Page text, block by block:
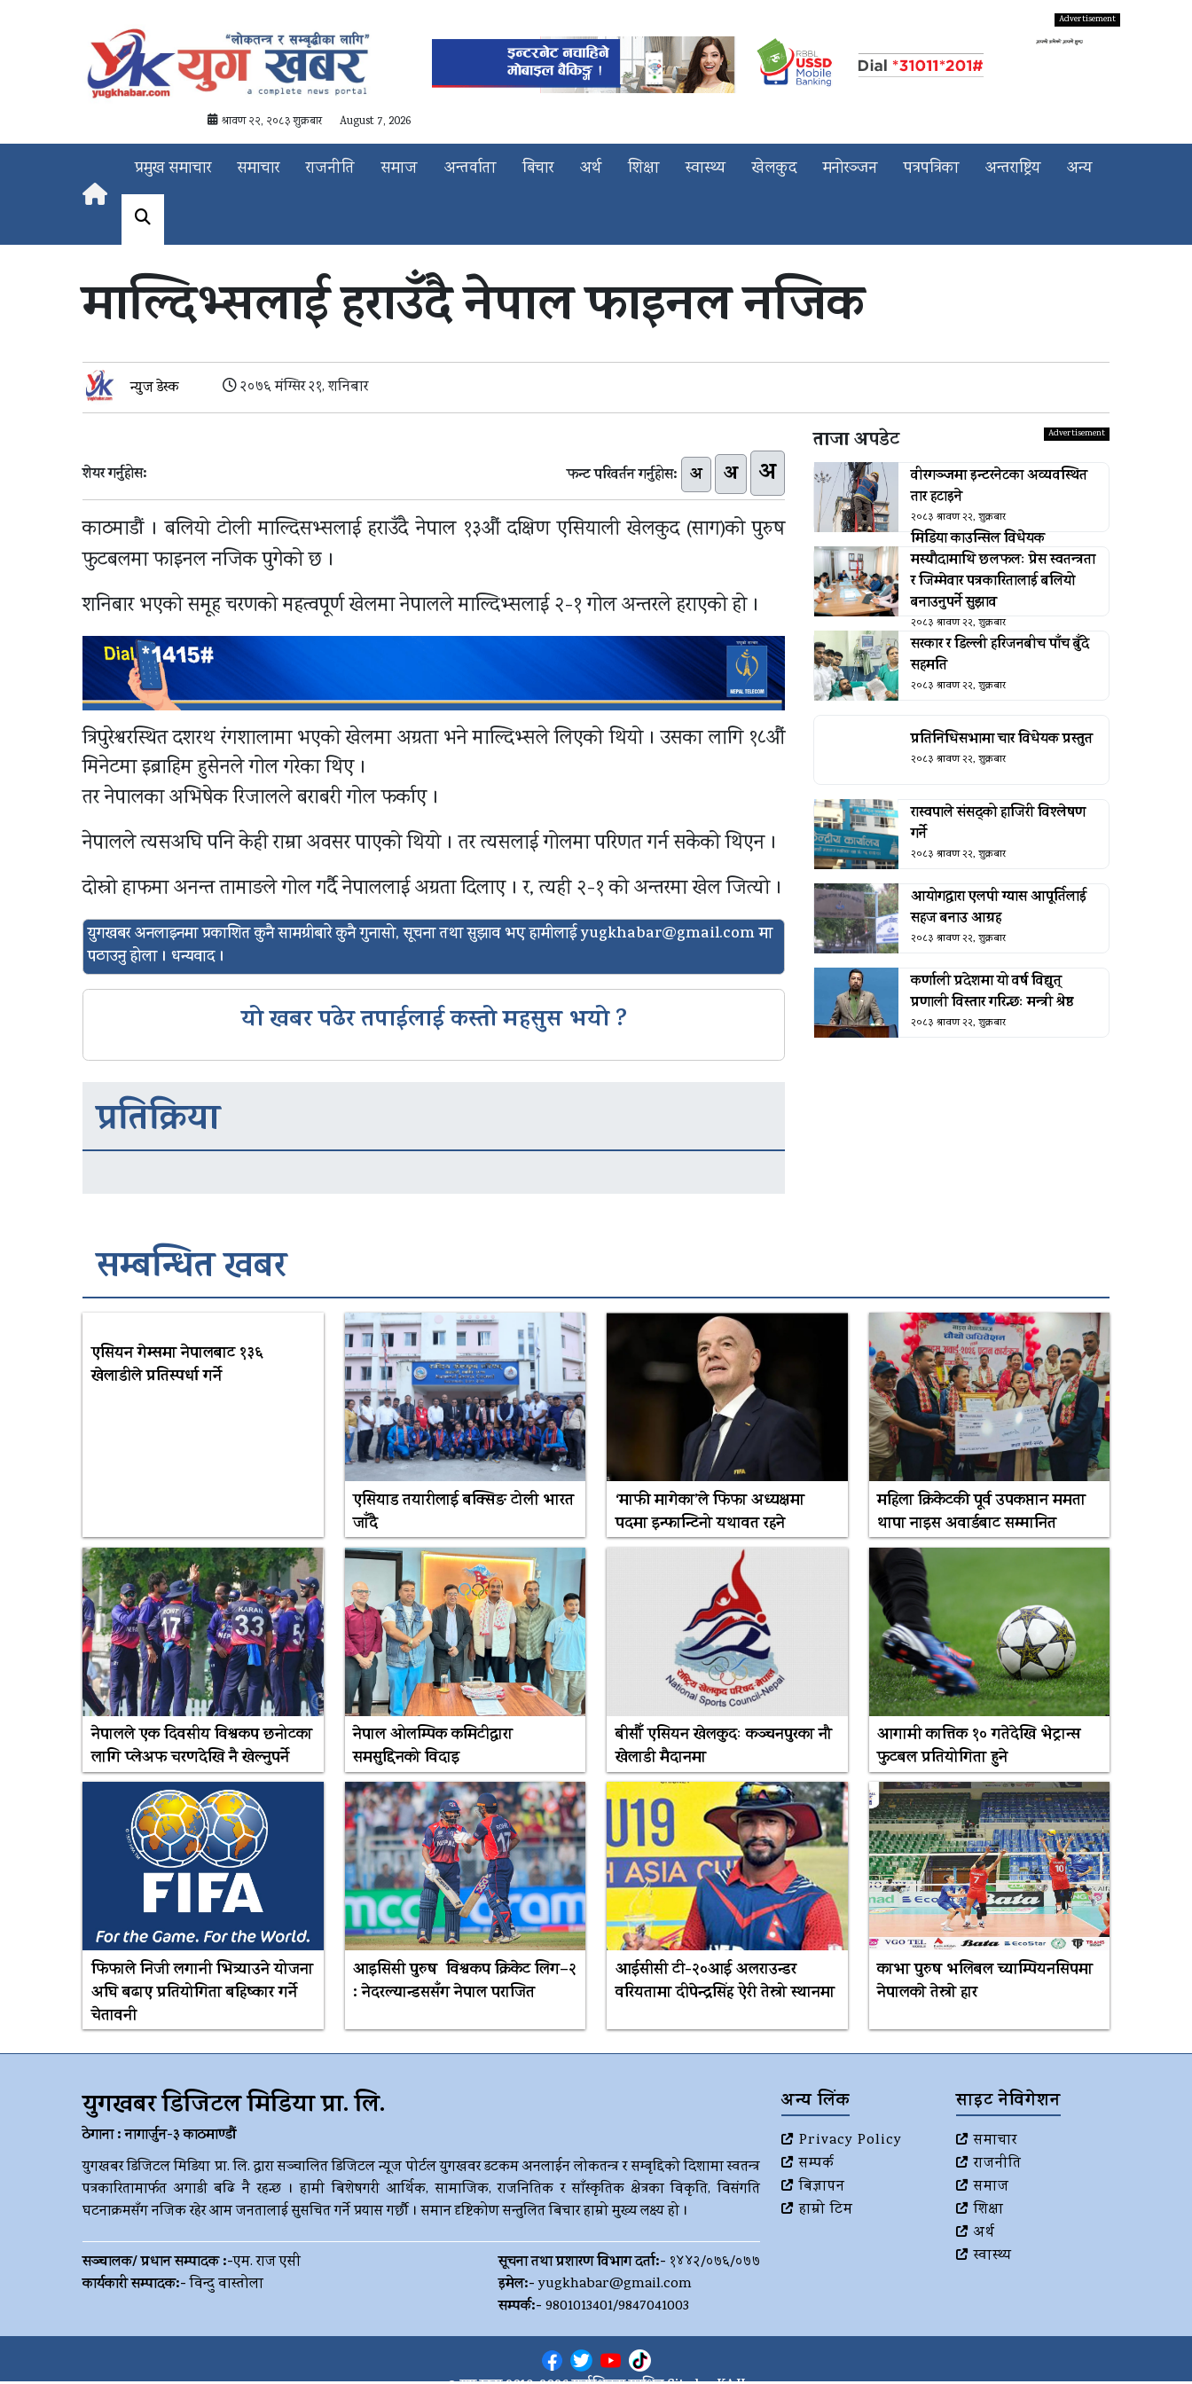
श्रावण २२, २०८३ शुक्रबार August 7, 2026
प्रमुख समाचार समाचार राजनीति समाज अन्तर्वाता बिचार अर्थ शिक्षा स्वास्थ्य खेलकुद मनोरञ्जन पत्रपत्रिका अन्तराष्ट्रिय अन्य
माल्दिभ्सलाई हराउँदै नेपाल फाइनल नजिक
न्युज डेस्क २०७६ मंग्सिर २१, शनिबार
शेयर गर्नुहोस: फन्ट परिवर्तन गर्नुहोस: अ अ अ
काठमाडौं । बलियो टोली माल्दिसभ्सलाई हराउँदै नेपाल १३औं दक्षिण एसियाली खेलकुद (साग)को पुरुष
फुटबलमा फाइनल नजिक पुगेको छ ।
शनिबार भएको समूह चरणको महत्वपूर्ण खेलमा नेपालले माल्दिभ्सलाई २-१ गोल अन्तरले हराएको हो ।
त्रिपुरेश्वरस्थित दशरथ रंगशालामा भएको खेलमा अग्रता भने माल्दिभ्सले लिएको थियो । उसका लागि १८औं
मिनेटमा इब्राहिम हुसेनले गोल गरेका थिए ।
तर नेपालका अभिषेक रिजालले बराबरी गोल फर्काए ।
नेपालले त्यसअघि पनि केही राम्रा अवसर पाएको थियो । तर त्यसलाई गोलमा परिणत गर्न सकेको थिएन ।
दोस्रो हाफमा अनन्त तामाङले गोल गर्दै नेपाललाई अग्रता दिलाए । र, त्यही २-१ को अन्तरमा खेल जित्यो ।
युगखबर अनलाइनमा प्रकाशित कुनै सामग्रीबारे कुनै गुनासो, सूचना तथा सुझाव भए हामीलाईyugkhabar@gmail.comमा
पठाउनु होला । धन्यवाद ।
यो खबर पढेर तपाईलाई कस्तो महसुस भयो ?
प्रतिक्रिया
ताजा अपडेट
वीरगञ्जमा इन्टरनेटका अव्यवस्थित
तार हटाइने
२०८३ श्रावण २२, शुक्रबार
मिडिया काउन्सिल विधेयक
मस्यौदामाथि छलफलः प्रेस स्वतन्त्रता
र जिम्मेवार पत्रकारितालाई बलियो
बनाउनुपर्ने सुझाव
२०८३ श्रावण २२, शुक्रबार
सरकार र डिल्ली हरिजनबीच पाँच बुँदे
सहमति
२०८३ श्रावण २२, शुक्रबार
प्रतिनिधिसभामा चार विधेयक प्रस्तुत
२०८३ श्रावण २२, शुक्रबार
रास्वपाले संसद्को हाजिरी विश्लेषण
गर्ने
२०८३ श्रावण २२, शुक्रबार
आयोगद्वारा एलपी ग्यास आपूर्तिलाई
सहज बनाउ आग्रह
२०८३ श्रावण २२, शुक्रबार
कर्णाली प्रदेशमा यो वर्ष विद्युत्
प्रणाली विस्तार गरिन्छः मन्त्री श्रेष्ठ
२०८३ श्रावण २२, शुक्रबार
सम्बन्धित खबर
एसियन गेम्समा नेपालबाट १३६
खेलाडीले प्रतिस्पर्धा गर्ने
एसियाड तयारीलाई बक्सिङ टोली भारत
जाँदै
‘माफी मागेका’ले फिफा अध्यक्षमा
पदमा इन्फान्टिनो यथावत रहने
महिला क्रिकेटकी पूर्व उपकप्तान ममता
थापा नाइस अवार्डबाट सम्मानित
नेपालले एक दिवसीय विश्वकप छनोटका
लागि प्लेअफ चरणदेखि नै खेल्नुपर्ने
नेपाल ओलम्पिक कमिटीद्वारा
समसुद्दिनको विदाइ
बीसौँ एसियन खेलकुदः कञ्चनपुरका नौ
खेलाडी मैदानमा
आगामी कात्तिक १० गतेदेखि भेट्रान्स
फुटबल प्रतियोगिता हुने
फिफाले निजी लगानी भित्र्याउने योजना
अघि बढाए प्रतियोगिता बहिष्कार गर्ने
चेतावनी
आइसिसी पुरुष विश्वकप क्रिकेट लिग–२
: नेदरल्यान्डससँग नेपाल पराजित
आईसीसी टी-२०आई अलराउन्डर
वरियतामा दीपेन्द्रसिंह ऐरी तेस्रो स्थानमा
काभा पुरुष भलिबल च्याम्पियनसिपमा
नेपालकाे तेस्राे हार
युगखबर डिजिटल मिडिया प्रा. लि.
ठेगाना : नागार्जुन-३ काठमाण्डौं
युगखबर डिजिटल मिडिया प्रा. लि. द्धारा सञ्चालित डिजिटल न्यूज पोर्टल युगखवर डटकम अनलाईन लोकतन्त्र र सम्बृद्दिको दिशामा स्वतन्त्र
पत्रकारितामार्फत अगाडी बढि नै रहन्छ । हामी बिशेषगरी आर्थिक, सामाजिक, राजनितिक र साँस्कृतिक क्षेत्रका विकृति, विसंगति
घटनाक्रमसँग नजिक रहेर आम जनतालाई सुसचित गर्ने प्रयास गर्छौ । समान दृष्टिकोण सन्तुलित बिचार हाम्रो मुख्य लक्ष्य हो ।
सञ्चालक/ प्रधान सम्पादक :-एम. राज एसी
कार्यकारी सम्पादक:-विन्दु वास्तोला
सूचना तथा प्रशारण विभाग दर्ता:- १४४२/०७६/०७७
इमेल:- yugkhabar@gmail.com
सम्पर्क:- 9801013401/9847041003
अन्य लिंक
Privacy Policy
सम्पर्क
बिज्ञापन
हाम्रो टिम
साइट नेविगेशन
समाचार
राजनीति
समाज
शिक्षा
अर्थ
स्वास्थ्य